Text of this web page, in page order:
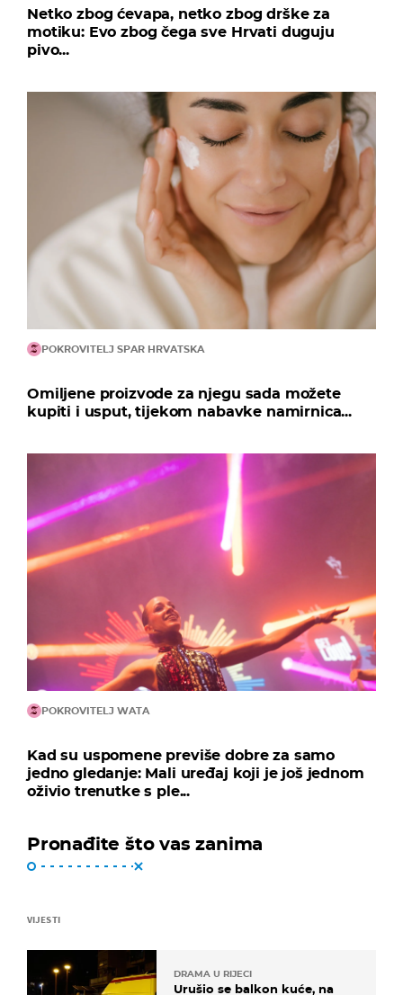
Netko zbog ćevapa, netko zbog drške za
motiku: Evo zbog čega sve Hrvati duguju
pivo...
POKROVITELJ SPAR HRVATSKA
Omiljene proizvode za njegu sada možete
kupiti i usput, tijekom nabavke namirnica...
POKROVITELJ WATA
Kad su uspomene previše dobre za samo
jedno gledanje: Mali uređaj koji je još jednom
oživio trenutke s ple...
Pronađite što vas zanima
VIJESTI
DRAMA U RIJECI
Urušio se balkon kuće, na